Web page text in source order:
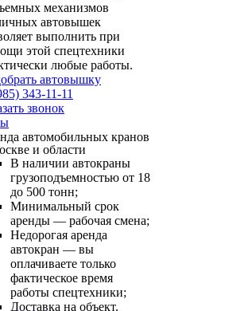
механизмов
автовышек
выполнить при
этой спецтехники
любые работы.
автовышку
343-11-11
звонок
автомобильных кранов
и области
В наличии автокраны
грузоподъемностью от 18
до 500 тонн;
Минимальный срок
аренды — рабочая смена;
Недорогая аренда
автокран — вы
оплачиваете только
фактическое время
работы спецтехники;
Доставка на объект.